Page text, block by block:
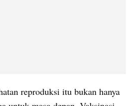
reproduksi itu bukan hanya